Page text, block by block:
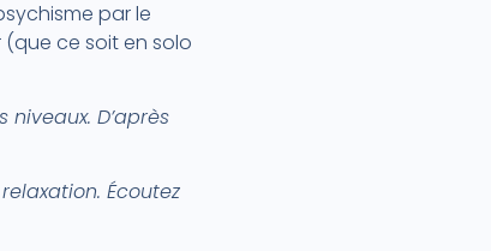
par le
ce soit en solo
D’après
Écoutez